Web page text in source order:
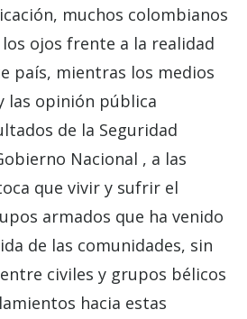
muchos colombianos
ojos frente a la realidad
país, mientras los medios
las opinión pública
de la Seguridad
Nacional , a las
que vivir y sufrir el
armados que ha venido
de las comunidades, sin
civiles y grupos bélicos
hacia estas